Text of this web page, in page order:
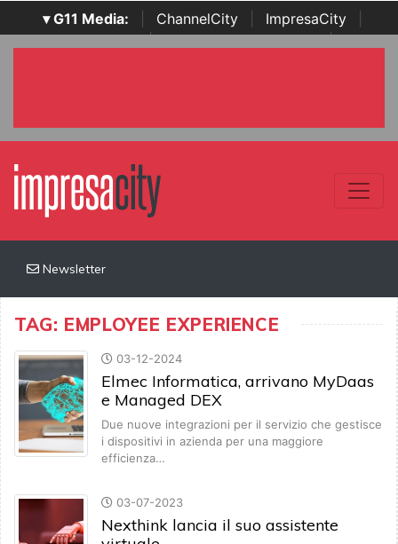
▾ G11 Media: ChannelCity ImpresaCity
SecurityOpenLab | Italian Channel Awards | Italian
Newsletter
TAG: EMPLOYEE EXPERIENCE
03-12-2024
Elmec Informatica, arrivano MyDaas
e Managed DEX
Due nuove integrazioni per il servizio che gestisce
i dispositivi in azienda per una maggiore
efficienza…
03-07-2023
Nexthink lancia il suo assistente